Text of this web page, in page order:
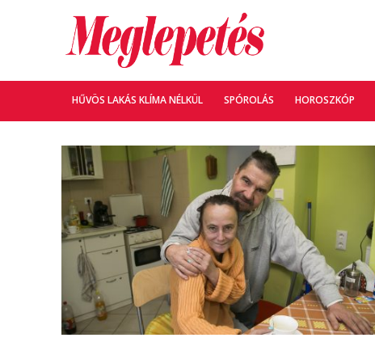
HŰVÖS LAKÁS KLÍMA NÉLKÜL SPÓROLÁS HOROSZKÓP